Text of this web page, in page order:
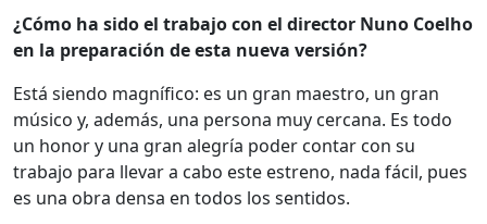
¿Cómo ha sido el trabajo con el director Nuno Coelho
en la preparación de esta nueva versión?
Está siendo magnífico: es un gran maestro, un gran
músico y, además, una persona muy cercana. Es todo
un honor y una gran alegría poder contar con su
trabajo para llevar a cabo este estreno, nada fácil, pues
es una obra densa en todos los sentidos.